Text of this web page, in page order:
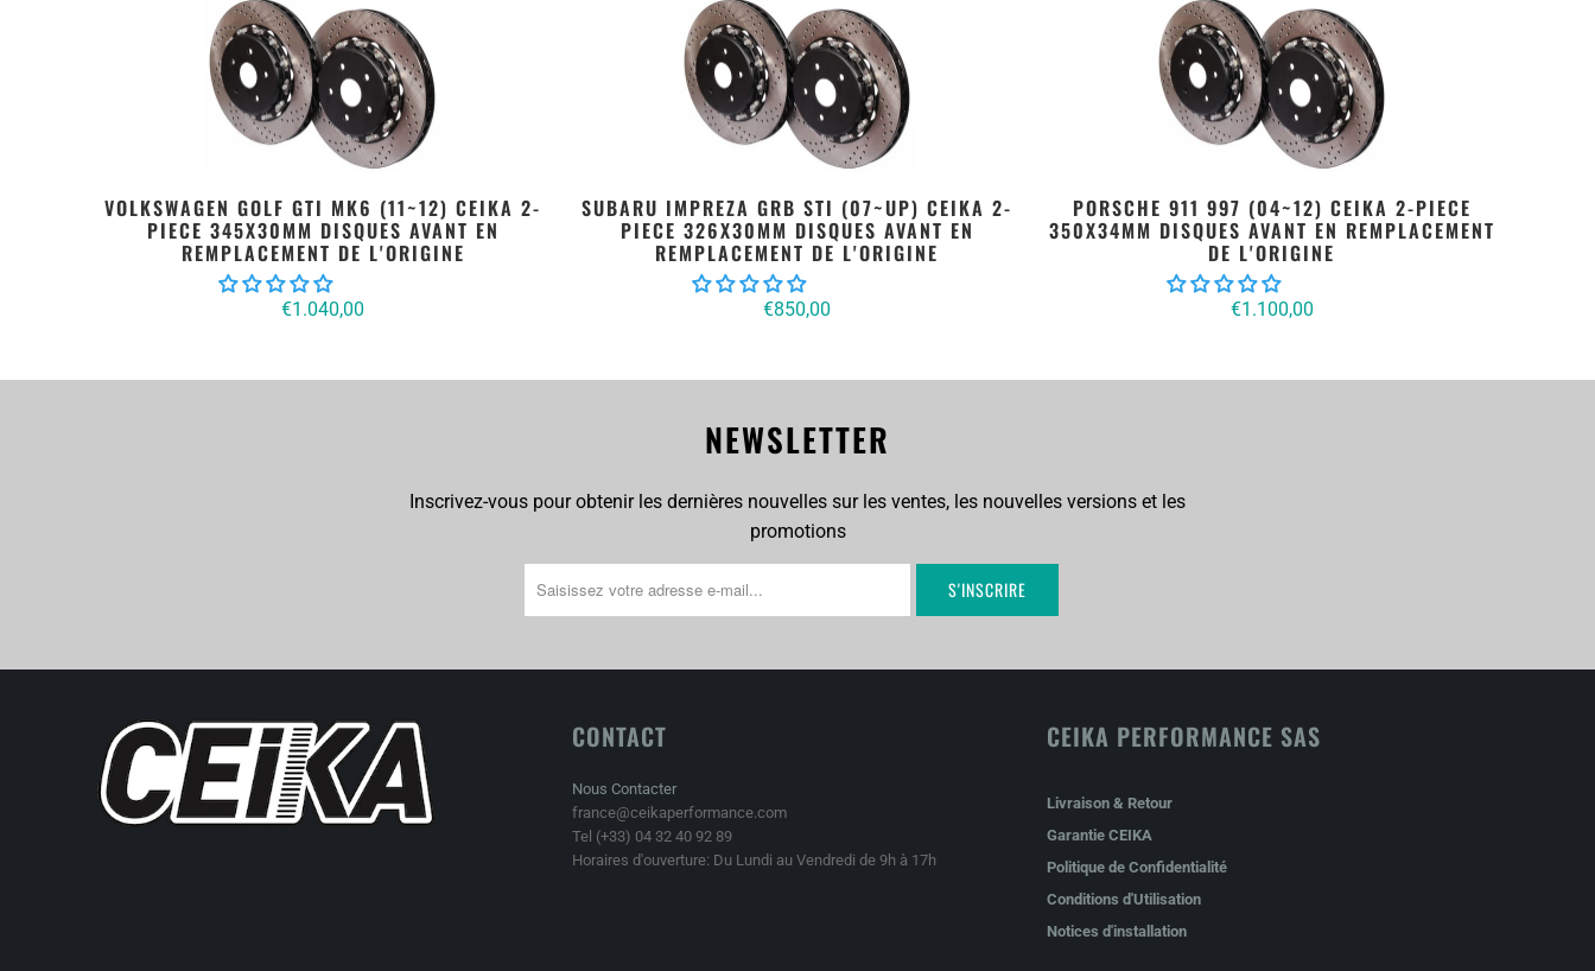
VOLKSWAGEN GOLF GTI MK6 (11~12) CEIKA 2-
PIECE 345X30MM DISQUES AVANT EN
REMPLACEMENT DE L'ORIGINE
€1.040,00
SUBARU IMPREZA GRB STI (07~UP) CEIKA 2-
PIECE 326X30MM DISQUES AVANT EN
REMPLACEMENT DE L'ORIGINE
€850,00
PORSCHE 911 997 (04~12) CEIKA 2-PIECE
350X34MM DISQUES AVANT EN REMPLACEMENT
DE L'ORIGINE
€1.100,00
NEWSLETTER
Inscrivez-vous pour obtenir les dernières nouvelles sur les ventes, les nouvelles versions et les
promotions
CONTACT
Nous Contacter
france@ceikaperformance.com
Tel (+33) 04 32 40 92 89
Horaires d'ouverture: Du Lundi au Vendredi de 9h à 17h
CEIKA PERFORMANCE SAS
Livraison & Retour
Garantie CEIKA
Politique de Confidentialité
Conditions d'Utilisation
Notices d'installation